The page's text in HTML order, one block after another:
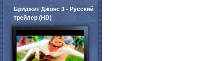
Бриджит Джонс 3 - Русский
трейлер (HD)